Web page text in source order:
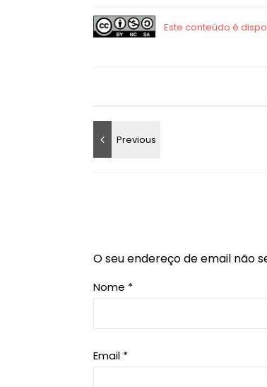
O seu endereço de email não
Nome *
Email *